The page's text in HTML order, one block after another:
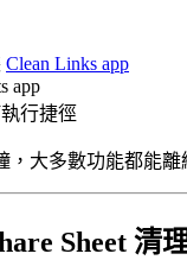
Clean Links app
app
行捷徑
，大多數功能都能離
Sheet 清